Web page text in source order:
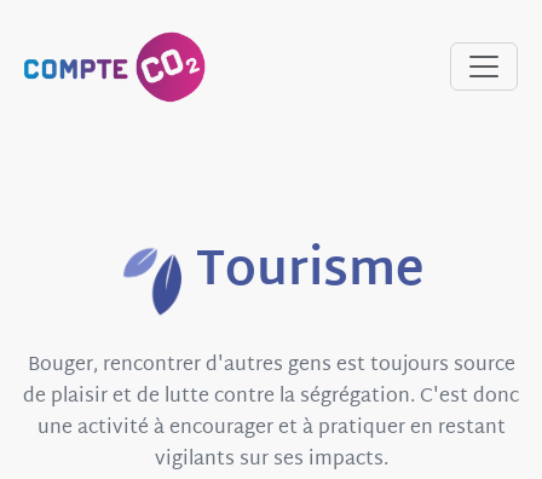
Tourisme
Bouger, rencontrer d'autres gens est toujours source
de plaisir et de lutte contre la ségrégation. C'est donc
une activité à encourager et à pratiquer en restant
vigilants sur ses impacts.